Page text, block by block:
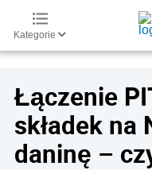
Kategorie
Łączenie
składek na
daninę –